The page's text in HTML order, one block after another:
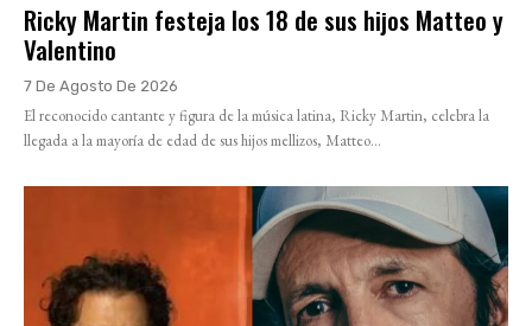
Ricky Martin festeja los 18 de sus hijos Matteo y
Valentino
7 De Agosto De 2026
El reconocido cantante y figura de la música latina, Ricky Martin, celebra la
llegada a la mayoría de edad de sus hijos mellizos, Matteo...